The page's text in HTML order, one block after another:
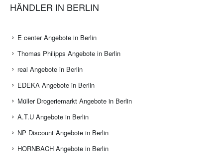
HÄNDLER IN BERLIN
E center Angebote in Berlin
Thomas Philipps Angebote in Berlin
real Angebote in Berlin
EDEKA Angebote in Berlin
Müller Drogeriemarkt Angebote in Berlin
A.T.U Angebote in Berlin
NP Discount Angebote in Berlin
HORNBACH Angebote in Berlin